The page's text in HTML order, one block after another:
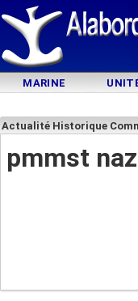
MARINE
Actualité Historique
pmmst